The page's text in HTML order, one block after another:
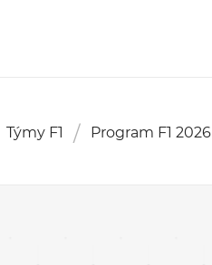
Týmy F1 Program F1 2026